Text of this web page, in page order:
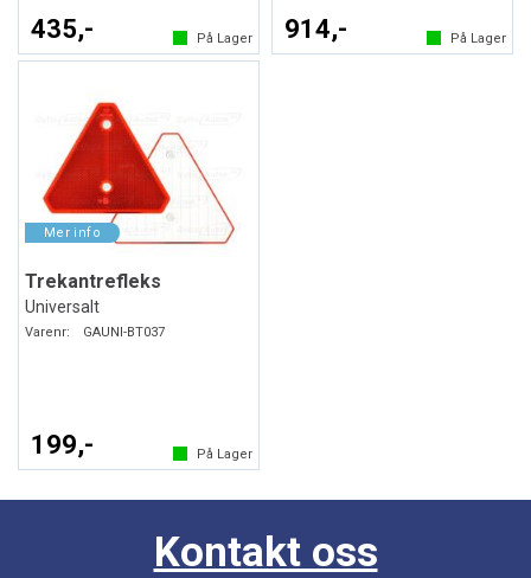
435,- På Lager 914,- På Lager
Trekantrefleks
Universalt
Varenr: GAUNI-BT037
199,- På Lager
Kontakt oss